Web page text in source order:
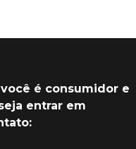
é consumidor e
entrar em